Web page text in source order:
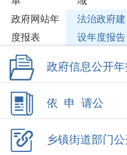
依 申 请公 开
乡镇街道部门公开
法治政府建设
关于阿图什市2025年度法治政府
告
2025年阿图什市农业农村局法治